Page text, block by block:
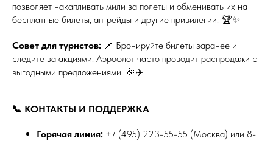
позволяет накапливать мили за полеты и обменивать их на
бесплатные билеты, апгрейды и другие привилегии! 🏆✨
Совет для туристов: 📌 Бронируйте билеты заранее и
следите за акциями! Аэрофлот часто проводит распродажи с
выгодными предложениями! 🎉✈️
📞 КОНТАКТЫ И ПОДДЕРЖКА
Горячая линия: +7 (495) 223-55-55 (Москва) или 8-